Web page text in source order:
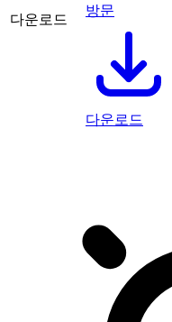
다운로드
방문
다운로드